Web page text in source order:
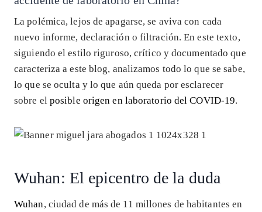
La polémica, lejos de apagarse, se aviva con cada
nuevo informe, declaración o filtración. En este texto,
siguiendo el estilo riguroso, crítico y documentado que
caracteriza a este blog, analizamos todo lo que se sabe,
lo que se oculta y lo que aún queda por esclarecer
sobre el posible origen en laboratorio del COVID-19.
Wuhan: El epicentro de la duda
Wuhan, ciudad de más de 11 millones de habitantes en